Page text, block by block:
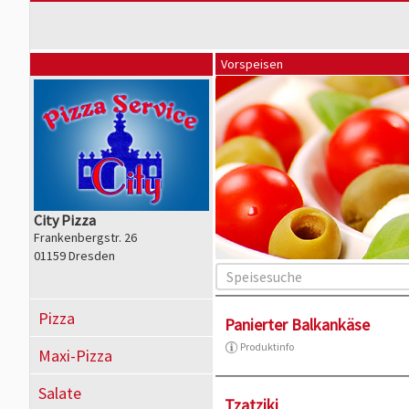
City Pizza
Frankenbergstr. 26
01159 Dresden
Pizza
Maxi-Pizza
Salate
Vorspeisen
Panierter Balkankäse
Produktinfo